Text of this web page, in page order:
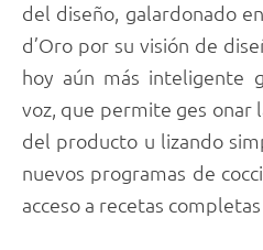
del diseño, galardonado
d’Oro por su visión de
hoy aún más inteligente
voz, que permite ges onar
del producto u lizando
nuevos programas de
acceso a recetas